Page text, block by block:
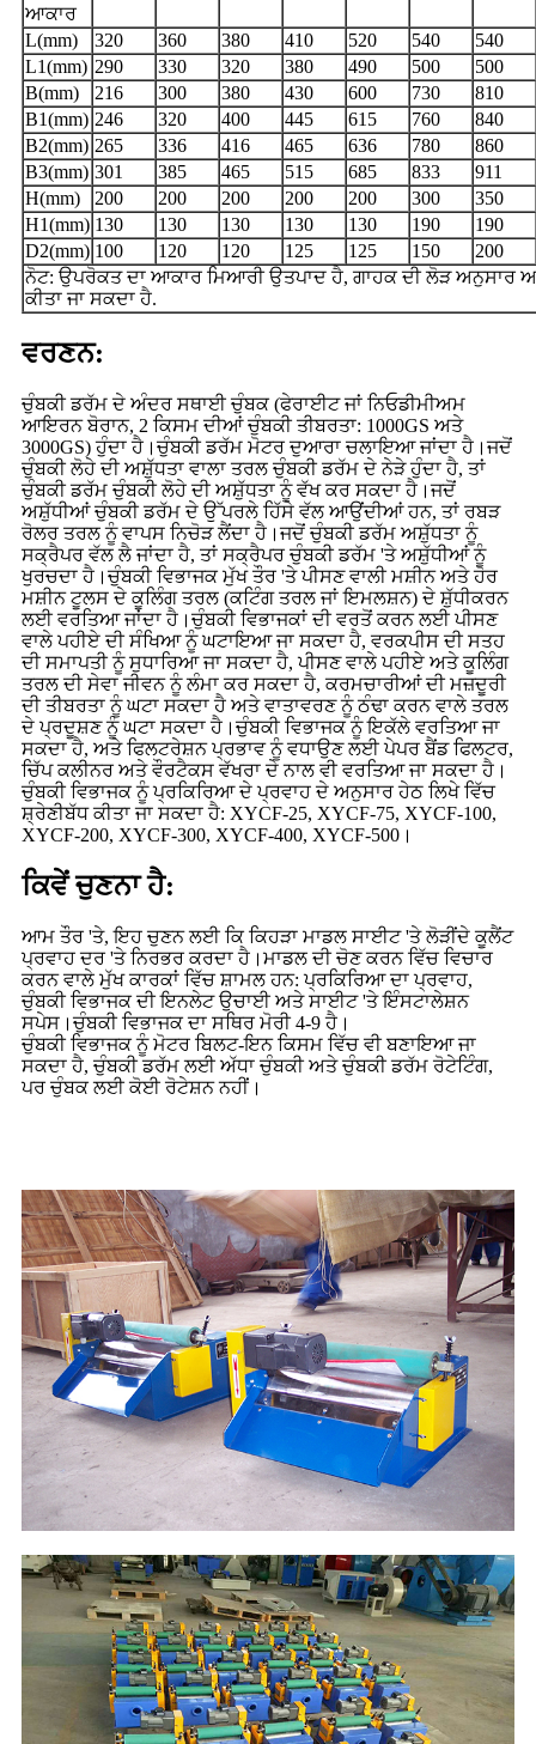
ਆਕਾਰ
L(mm) 320 360 380 410 520 540
540
L1(mm) 290 330 320 380 490 500
500
B(mm)
216 300 380 430 600 730
810
B1(mm) 246 320 400 445 615 760
840
B2(mm) 265 336 416 465 636 780
860
B3(mm) 301 385 465 515 685 833
911
H(mm)
200 200 200 200 200 300
350
H1(mm) 130 130 130 130 130 190
190
D2(mm) 100 120 120 125 125 150
200
ਨੋਟ: ਉਪਰੋਕਤ ਦਾ ਆਕਾਰ ਮਿਆਰੀ ਉਤਪਾਦ ਹੈ, ਗਾਹਕ ਦੀ ਲੋੜ ਅਨੁਸਾਰ
ਕੀਤਾ ਜਾ ਸਕਦਾ ਹੈ.
ਵਰਣਨ:
ਚੁੰਬਕੀ ਡਰੱਮ ਦੇ ਅੰਦਰ ਸਥਾਈ ਚੁੰਬਕ (ਫੇਰਾਈਟ ਜਾਂ ਨਿਓਡੀਮੀਅਮ
ਆਇਰਨ ਬੋਰਾਨ, 2 ਕਿਸਮ ਦੀਆਂ ਚੁੰਬਕੀ ਤੀਬਰਤਾ: 1000GS ਅਤੇ
3000GS) ਹੁੰਦਾ ਹੈ।ਚੁੰਬਕੀ ਡਰੱਮ ਮੋਟਰ ਦੁਆਰਾ ਚਲਾਇਆ ਜਾਂਦਾ ਹੈ।ਜਦੋਂ
ਚੁੰਬਕੀ ਲੋਹੇ ਦੀ ਅਸ਼ੁੱਧਤਾ ਵਾਲਾ ਤਰਲ ਚੁੰਬਕੀ ਡਰੱਮ ਦੇ ਨੇੜੇ ਹੁੰਦਾ ਹੈ, ਤਾਂ
ਚੁੰਬਕੀ ਡਰੱਮ ਚੁੰਬਕੀ ਲੋਹੇ ਦੀ ਅਸ਼ੁੱਧਤਾ ਨੂੰ ਵੱਖ ਕਰ ਸਕਦਾ ਹੈ।ਜਦੋਂ
ਅਸ਼ੁੱਧੀਆਂ ਚੁੰਬਕੀ ਡਰੱਮ ਦੇ ਉੱਪਰਲੇ ਹਿੱਸੇ ਵੱਲ ਆਉਂਦੀਆਂ ਹਨ, ਤਾਂ ਰਬੜ
ਰੋਲਰ ਤਰਲ ਨੂੰ ਵਾਪਸ ਨਿਚੋੜ ਲੈਂਦਾ ਹੈ।ਜਦੋਂ ਚੁੰਬਕੀ ਡਰੱਮ ਅਸ਼ੁੱਧਤਾ ਨੂੰ
ਸਕ੍ਰੈਪਰ ਵੱਲ ਲੈ ਜਾਂਦਾ ਹੈ, ਤਾਂ ਸਕ੍ਰੈਪਰ ਚੁੰਬਕੀ ਡਰੱਮ 'ਤੇ ਅਸ਼ੁੱਧੀਆਂ ਨੂੰ
ਖੁਰਚਦਾ ਹੈ।ਚੁੰਬਕੀ ਵਿਭਾਜਕ ਮੁੱਖ ਤੌਰ 'ਤੇ ਪੀਸਣ ਵਾਲੀ ਮਸ਼ੀਨ ਅਤੇ ਹੋਰ
ਮਸ਼ੀਨ ਟੂਲਸ ਦੇ ਕੂਲਿੰਗ ਤਰਲ (ਕਟਿੰਗ ਤਰਲ ਜਾਂ ਇਮਲਸ਼ਨ) ਦੇ ਸ਼ੁੱਧੀਕਰਨ
ਲਈ ਵਰਤਿਆ ਜਾਂਦਾ ਹੈ।ਚੁੰਬਕੀ ਵਿਭਾਜਕਾਂ ਦੀ ਵਰਤੋਂ ਕਰਨ ਲਈ ਪੀਸਣ
ਵਾਲੇ ਪਹੀਏ ਦੀ ਸੰਖਿਆ ਨੂੰ ਘਟਾਇਆ ਜਾ ਸਕਦਾ ਹੈ, ਵਰਕਪੀਸ ਦੀ ਸਤਹ
ਦੀ ਸਮਾਪਤੀ ਨੂੰ ਸੁਧਾਰਿਆ ਜਾ ਸਕਦਾ ਹੈ, ਪੀਸਣ ਵਾਲੇ ਪਹੀਏ ਅਤੇ ਕੂਲਿੰਗ
ਤਰਲ ਦੀ ਸੇਵਾ ਜੀਵਨ ਨੂੰ ਲੰਮਾ ਕਰ ਸਕਦਾ ਹੈ, ਕਰਮਚਾਰੀਆਂ ਦੀ ਮਜ਼ਦੂਰੀ
ਦੀ ਤੀਬਰਤਾ ਨੂੰ ਘਟਾ ਸਕਦਾ ਹੈ ਅਤੇ ਵਾਤਾਵਰਣ ਨੂੰ ਠੰਢਾ ਕਰਨ ਵਾਲੇ ਤਰਲ
ਦੇ ਪ੍ਰਦੂਸ਼ਣ ਨੂੰ ਘਟਾ ਸਕਦਾ ਹੈ।ਚੁੰਬਕੀ ਵਿਭਾਜਕ ਨੂੰ ਇਕੱਲੇ ਵਰਤਿਆ ਜਾ
ਸਕਦਾ ਹੈ, ਅਤੇ ਫਿਲਟਰੇਸ਼ਨ ਪ੍ਰਭਾਵ ਨੂੰ ਵਧਾਉਣ ਲਈ ਪੇਪਰ ਬੈਂਡ ਫਿਲਟਰ,
ਚਿੱਪ ਕਲੀਨਰ ਅਤੇ ਵੌਰਟੈਕਸ ਵੱਖਰਾ ਦੇ ਨਾਲ ਵੀ ਵਰਤਿਆ ਜਾ ਸਕਦਾ ਹੈ।
ਚੁੰਬਕੀ ਵਿਭਾਜਕ ਨੂੰ ਪ੍ਰਕਿਰਿਆ ਦੇ ਪ੍ਰਵਾਹ ਦੇ ਅਨੁਸਾਰ ਹੇਠ ਲਿਖੇ ਵਿੱਚ
ਸ਼੍ਰੇਣੀਬੱਧ ਕੀਤਾ ਜਾ ਸਕਦਾ ਹੈ: XYCF-25, XYCF-75, XYCF-100,
XYCF-200, XYCF-300, XYCF-400, XYCF-500।
ਕਿਵੇਂ ਚੁਣਨਾ ਹੈ:
ਆਮ ਤੌਰ 'ਤੇ, ਇਹ ਚੁਣਨ ਲਈ ਕਿ ਕਿਹੜਾ ਮਾਡਲ ਸਾਈਟ 'ਤੇ ਲੋੜੀਂਦੇ ਕੂਲੈਂਟ
ਪ੍ਰਵਾਹ ਦਰ 'ਤੇ ਨਿਰਭਰ ਕਰਦਾ ਹੈ।ਮਾਡਲ ਦੀ ਚੋਣ ਕਰਨ ਵਿੱਚ ਵਿਚਾਰ
ਕਰਨ ਵਾਲੇ ਮੁੱਖ ਕਾਰਕਾਂ ਵਿੱਚ ਸ਼ਾਮਲ ਹਨ: ਪ੍ਰਕਿਰਿਆ ਦਾ ਪ੍ਰਵਾਹ,
ਚੁੰਬਕੀ ਵਿਭਾਜਕ ਦੀ ਇਨਲੇਟ ਉਚਾਈ ਅਤੇ ਸਾਈਟ 'ਤੇ ਇੰਸਟਾਲੇਸ਼ਨ
ਸਪੇਸ।ਚੁੰਬਕੀ ਵਿਭਾਜਕ ਦਾ ਸਥਿਰ ਮੋਰੀ 4-9 ਹੈ।
ਚੁੰਬਕੀ ਵਿਭਾਜਕ ਨੂੰ ਮੋਟਰ ਬਿਲਟ-ਇਨ ਕਿਸਮ ਵਿੱਚ ਵੀ ਬਣਾਇਆ ਜਾ
ਸਕਦਾ ਹੈ, ਚੁੰਬਕੀ ਡਰੱਮ ਲਈ ਅੱਧਾ ਚੁੰਬਕੀ ਅਤੇ ਚੁੰਬਕੀ ਡਰੱਮ ਰੋਟੇਟਿੰਗ,
ਪਰ ਚੁੰਬਕ ਲਈ ਕੋਈ ਰੋਟੇਸ਼ਨ ਨਹੀਂ।